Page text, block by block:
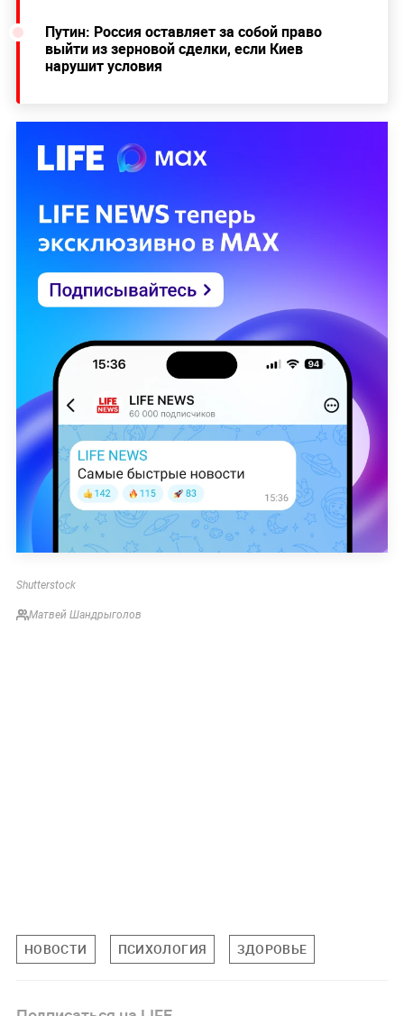
Путин: Россия оставляет за собой право
выйти из зерновой сделки, если Киев
нарушит условия
Shutterstock
Матвей Шандрыголов
НОВОСТИ ПСИХОЛОГИЯ ЗДОРОВЬЕ